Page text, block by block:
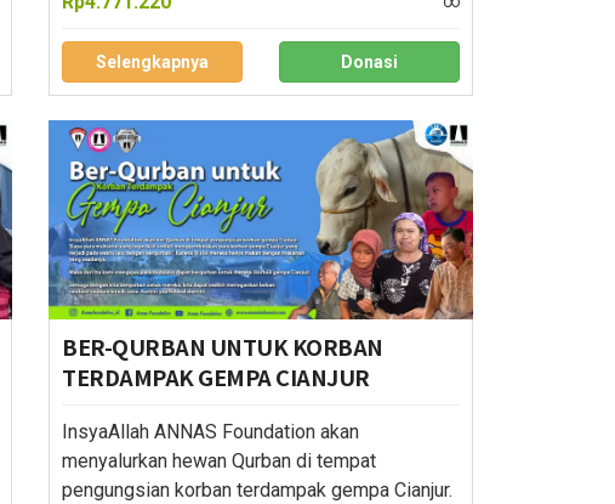
Selengkapnya Donasi
BER-QURBAN UNTUK KORBAN
TERDAMPAK GEMPA CIANJUR
InsyaAllah ANNAS Foundation akan
menyalurkan hewan Qurban di tempat
pengungsian korban terdampak gempa Cianjur.